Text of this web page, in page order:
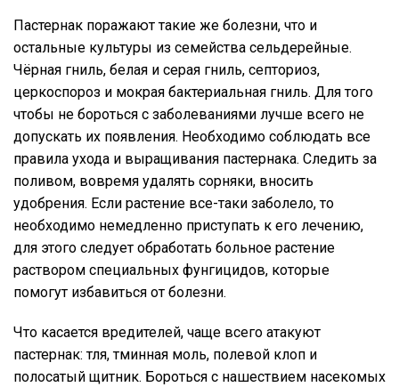
Пастернак поражают такие же болезни, что и
остальные культуры из семейства сельдерейные.
Чёрная гниль, белая и серая гниль, септориоз,
церкоспороз и мокрая бактериальная гниль. Для того
чтобы не бороться с заболеваниями лучше всего не
допускать их появления. Необходимо соблюдать все
правила ухода и выращивания пастернака. Следить за
поливом, вовремя удалять сорняки, вносить
удобрения. Если растение все-таки заболело, то
необходимо немедленно приступать к его лечению,
для этого следует обработать больное растение
раствором специальных фунгицидов, которые
помогут избавиться от болезни.
Что касается вредителей, чаще всего атакуют
пастернак: тля, тминная моль, полевой клоп и
полосатый щитник. Бороться с нашествием насекомых